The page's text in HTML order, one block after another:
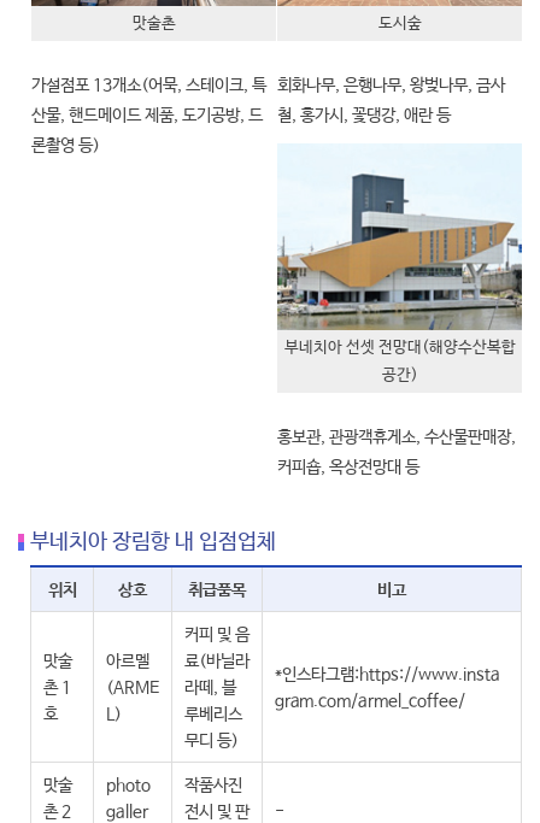
맛술촌
가설점포 13개소(어묵, 스테이크, 특
산물, 핸드메이드 제품, 도기공방, 드
론촬영 등)
도시숲
회화나무, 은행나무, 왕벚나무, 금사
철, 홍가시, 꽃댕강, 애란 등
부네치아 선셋 전망대(해양수산복합
공간)
홍보관, 관광객휴게소, 수산물판매장,
커피숍, 옥상전망대 등
부네치아 장림항 내 입점업체
위치 상호 취급품목 비고
맛술
촌 1
호
아르멜
(ARME
L)
커피 및 음
료(바닐라
라떼, 블
루베리스
무디 등)
*인스타그램:https://www.insta
gram.com/armel_coffee/
맛술
촌 2
photo
galler
작품사진
전시 및 판
-